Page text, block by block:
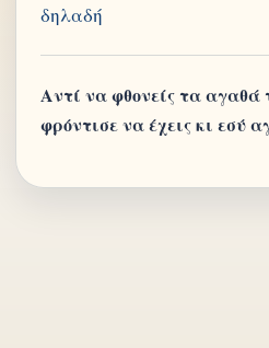
δηλαδή
Αντί να φθονείς τα αγαθά
φρόντισε να έχεις κι εσύ